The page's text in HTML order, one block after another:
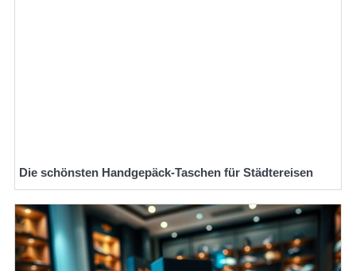
Die schönsten Handgepäck-Taschen für Städtereisen